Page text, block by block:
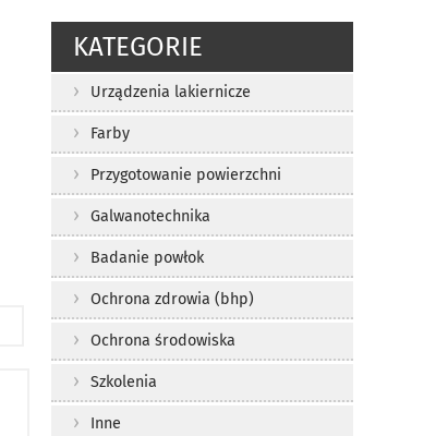
KATEGORIE
Urządzenia lakiernicze
Farby
Przygotowanie powierzchni
Galwanotechnika
Badanie powłok
Ochrona zdrowia (bhp)
Ochrona środowiska
Szkolenia
Inne